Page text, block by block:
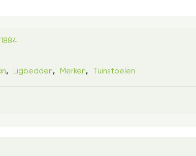
, Ligbedden, Merken, Tuinstoelen